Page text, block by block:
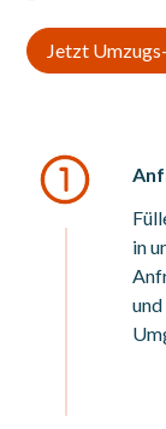
Jetzt
in